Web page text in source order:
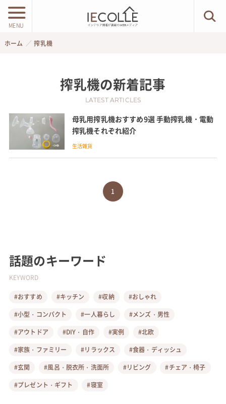
MENU
ホーム 搾乳機
搾乳機の新着記事
LATEST ARTICLES
母乳用搾乳機おすすめ9選 手動搾乳機・電動
搾乳機それぞれ紹介
生活雑貨
1
話題のキーワード
KEYWORD
#おすすめ #キッチン #収納
#おしゃれ
#小型・コンパクト
#一人暮らし
#メンズ・男性
#アウトドア
#DIY・自作 #実例
#北欧
#家族・ファミリー
#リラックス
#食器・ディッシュ
#玄関
#風呂・脱衣所・洗面所 #リビング
#チェア・椅子
#プレゼント・ギフト
#寝室